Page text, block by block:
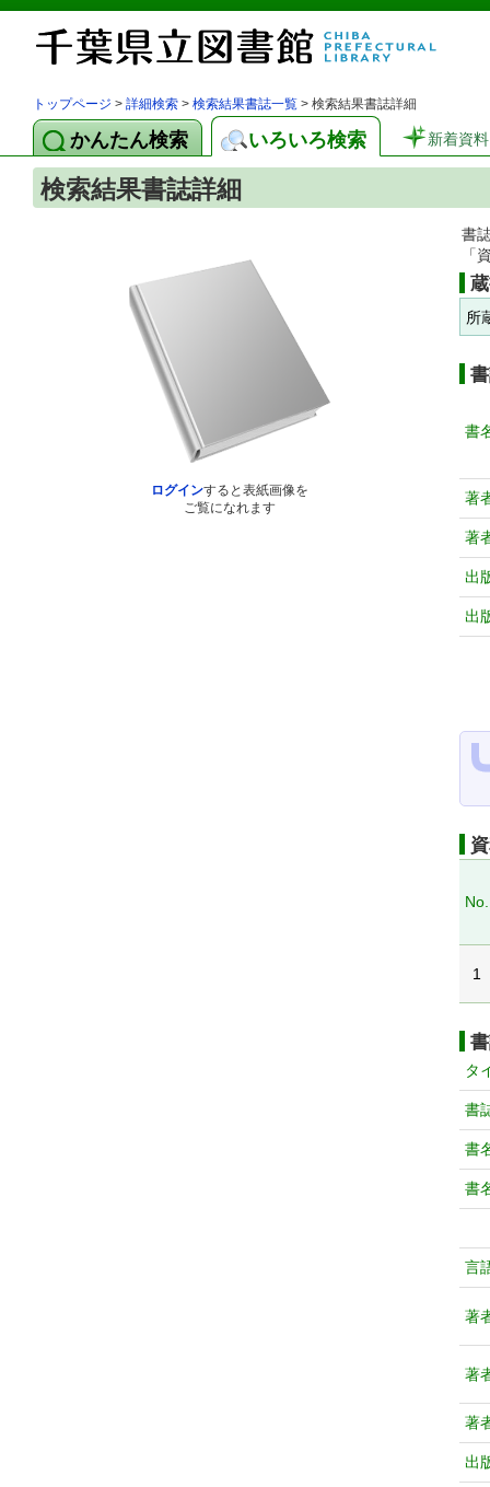
トップページ > 詳細検索 > 検索結果書誌一覧 > 検索結果書誌詳細
かんたん検索 いろいろ検索 新着資料
検索結果書誌詳細
ログインすると表紙画像を
ご覧になれます
書
「
所
書
著
著
出
出
No.
1
タ
書
書
書
言
著
著
著
出